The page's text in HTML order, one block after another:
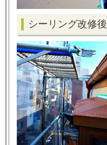
シーリング改修後